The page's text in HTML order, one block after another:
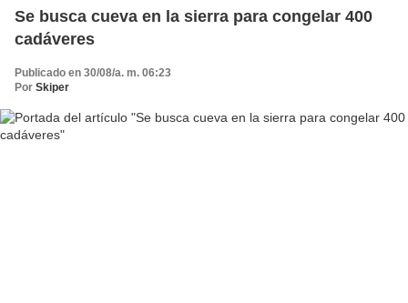
Se busca cueva en la sierra para congelar 400
cadáveres
Publicado en 30/08/a. m. 06:23
Por Skiper